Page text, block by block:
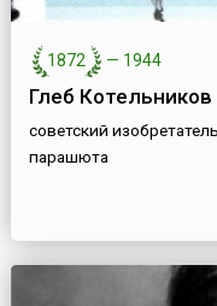
1872 — 1944
Глеб Котельников
советский
парашюта